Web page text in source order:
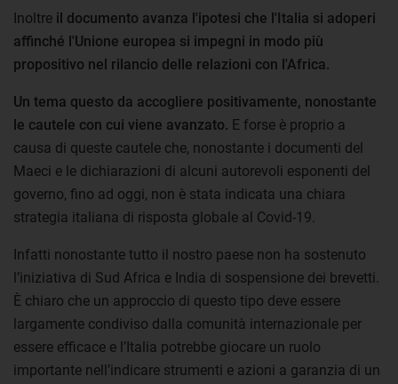
Inoltre il documento avanza l'ipotesi che l'Italia si adoperi
affinché l'Unione europea si impegni in modo più
propositivo nel rilancio delle relazioni con l'Africa.
Un tema questo da accogliere positivamente, nonostante
le cautele con cui viene avanzato. E forse è proprio a
causa di queste cautele che, nonostante i documenti del
Maeci e le dichiarazioni di alcuni autorevoli esponenti del
governo, fino ad oggi, non è stata indicata una chiara
strategia italiana di risposta globale al Covid-19.
Infatti nonostante tutto il nostro paese non ha sostenuto
l’iniziativa di Sud Africa e India di sospensione dei brevetti.
È chiaro che un approccio di questo tipo deve essere
largamente condiviso dalla comunità internazionale per
essere efficace e l’Italia potrebbe giocare un ruolo
importante nell’indicare strumenti e azioni a garanzia di un